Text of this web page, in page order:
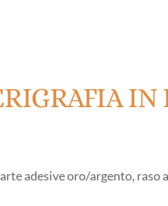
IN
adesive oro/argento, raso